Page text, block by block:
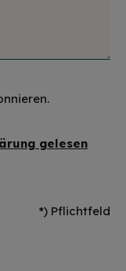
gelesen
*) Pflichtfeld